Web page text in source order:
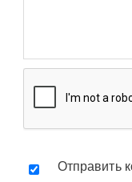
Отправить